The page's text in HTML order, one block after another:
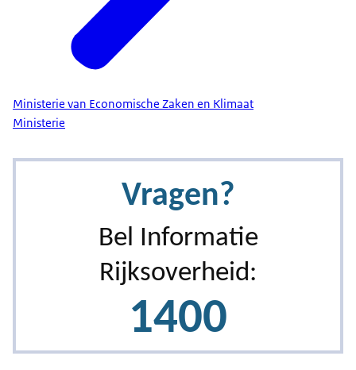
Ministerie van Economische Zaken en Klimaat
Ministerie